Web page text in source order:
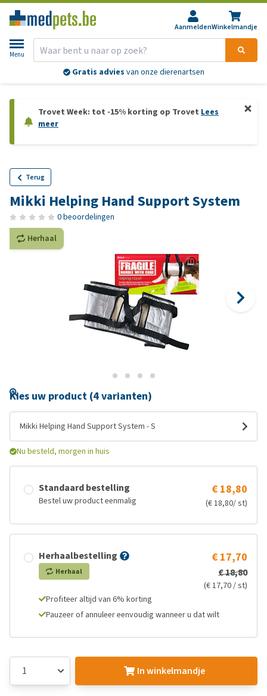
AanmeldenWinkelmandje
Menu
Gratis advies van onze dierenartsen
Trovet Week: tot -15% korting op Trovet Lees
meer
Terug
Mikki Helping Hand Support System
0 beoordelingen
Herhaal
Kies uw product (4 varianten)
Mikki Helping Hand Support System - S
Nu besteld, morgen in huis
Standaard bestelling
Bestel uw product eenmalig
€ 18,80
(€ 18,80/ st)
Herhaalbestelling
Herhaal
€ 17,70
€ 18,80
(€ 17,70 / st)
Profiteer altijd van 6% korting
Pauzeer of annuleer eenvoudig wanneer u dat wilt
In winkelmandje